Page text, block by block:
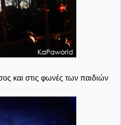
και στις φωνές των παιδιών